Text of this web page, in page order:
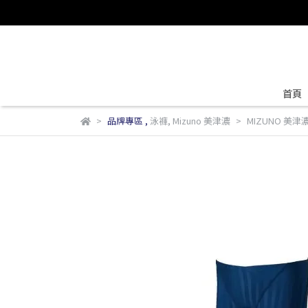
首頁
品牌專區 , 泳褲, Mizuno 美津濃 MIZUNO 美津